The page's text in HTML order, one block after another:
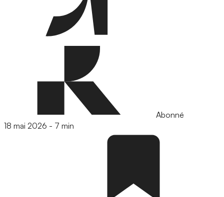
Abonné
18 mai 2026 - 7 min